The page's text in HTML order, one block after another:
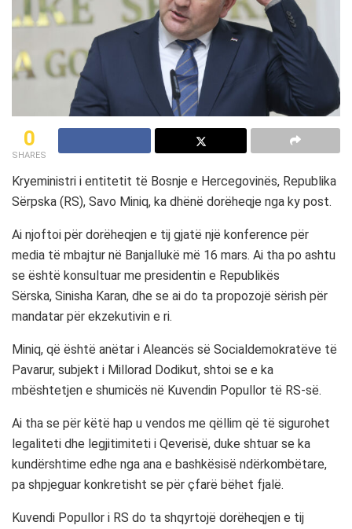
0
SHARES
Kryeministri i entitetit të Bosnje e Hercegovinës, Republika
Sërpska (RS), Savo Miniq, ka dhënë dorëheqje nga ky post.
Ai njoftoi për dorëheqjen e tij gjatë një konference për
media të mbajtur në Banjallukë më 16 mars. Ai tha po ashtu
se është konsultuar me presidentin e Republikës
Sërska, Sinisha Karan, dhe se ai do ta propozojë sërish për
mandatar për ekzekutivin e ri.
Miniq, që është anëtar i Aleancës së Socialdemokratëve të
Pavarur, subjekt i Millorad Dodikut, shtoi se e ka
mbështetjen e shumicës në Kuvendin Popullor të RS-së.
Ai tha se për këtë hap u vendos me qëllim që të sigurohet
legaliteti dhe legjitimiteti i Qeverisë, duke shtuar se ka
kundërshtime edhe nga ana e bashkësisë ndërkombëtare,
pa shpjeguar konkretisht se për çfarë bëhet fjalë.
Kuvendi Popullor i RS do ta shqyrtojë dorëheqjen e tij